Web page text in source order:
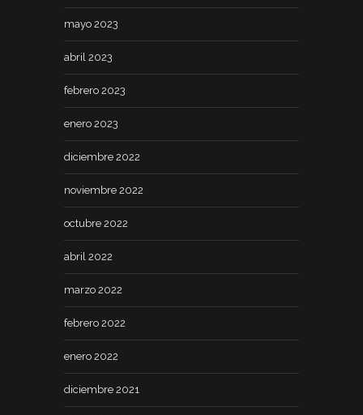
mayo 2023
abril 2023
febrero 2023
enero 2023
diciembre 2022
noviembre 2022
octubre 2022
abril 2022
marzo 2022
febrero 2022
enero 2022
diciembre 2021